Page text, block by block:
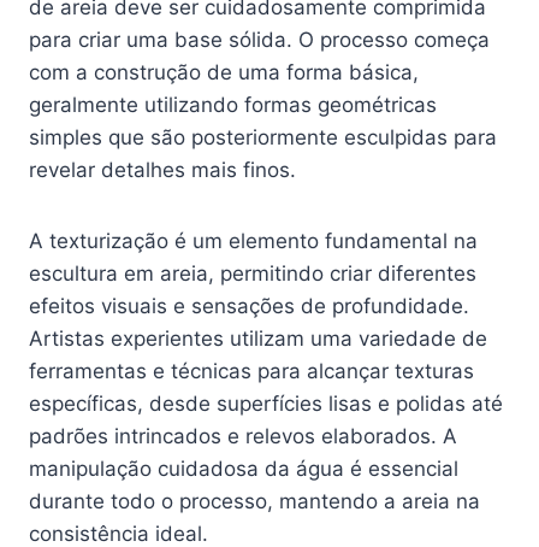
de areia deve ser cuidadosamente comprimida
para criar uma base sólida. O processo começa
com a construção de uma forma básica,
geralmente utilizando formas geométricas
simples que são posteriormente esculpidas para
revelar detalhes mais finos.
A texturização é um elemento fundamental na
escultura em areia, permitindo criar diferentes
efeitos visuais e sensações de profundidade.
Artistas experientes utilizam uma variedade de
ferramentas e técnicas para alcançar texturas
específicas, desde superfícies lisas e polidas até
padrões intrincados e relevos elaborados. A
manipulação cuidadosa da água é essencial
durante todo o processo, mantendo a areia na
consistência ideal.